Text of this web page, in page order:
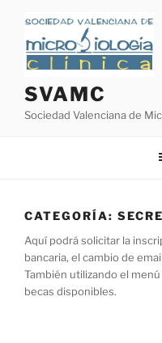
contenido
SVAMC
Sociedad Valenciana de
CATEGORÍA:
Aquí podrá solicitar la
bancaria, el cambio de
También utilizando el
becas disponibles.